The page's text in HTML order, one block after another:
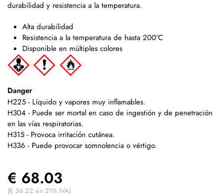
durabilidad y resistencia a la temperatura.
Alta durabilidad
Resistencia a la temperatura de hasta 200°C
Disponible en múltiples colores
Danger
H225 - Líquido y vapores muy inflamables.
H304 - Puede ser mortal en caso de ingestión y de penetración
en las vías respiratorias.
H315 - Provoca irritación cutánea.
H336 - Puede provocar somnolencia o vértigo.
€ 68.03
(€ 56.22 sin 21% IVA)